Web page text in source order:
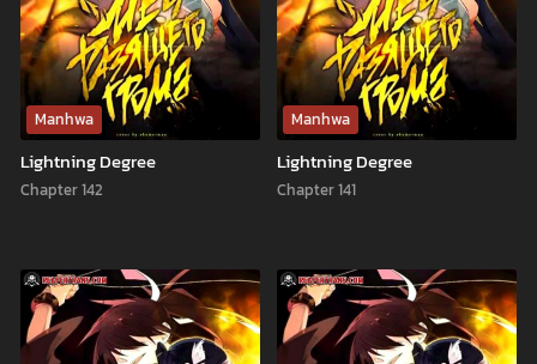
Manhwa
Lightning Degree
Chapter 142
Manhwa
Lightning Degree
Chapter 141